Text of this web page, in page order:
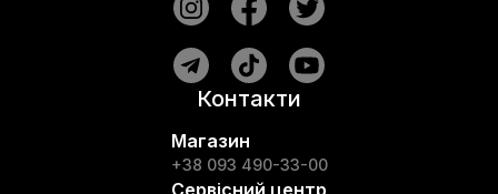
Контакти
Магазин
+38 093 490-33-00
Сервісний центр